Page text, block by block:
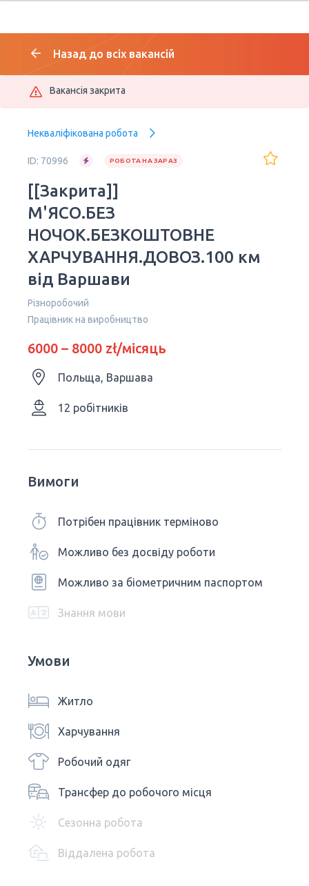
Назад до всіх вакансій
Вакансія закрита
Некваліфікована робота
ID: 70996 РОБОТА НА ЗАРАЗ
[[Закрита]]
М'ЯСО.БЕЗ
НОЧОК.БЕЗКОШТОВНЕ
ХАРЧУВАННЯ.ДОВОЗ.100 км
від Варшави
Різноробочий
Працівник на виробництво
6000 – 8000 zł/місяць
Польща, Варшава
12 робітників
Вимоги
Потрібен працівник терміново
Можливо без досвіду роботи
Можливо за біометричним паспортом
Знання мови
Умови
Житло
Харчування
Робочий одяг
Трансфер до робочого місця
Сезонна робота
Віддалена робота